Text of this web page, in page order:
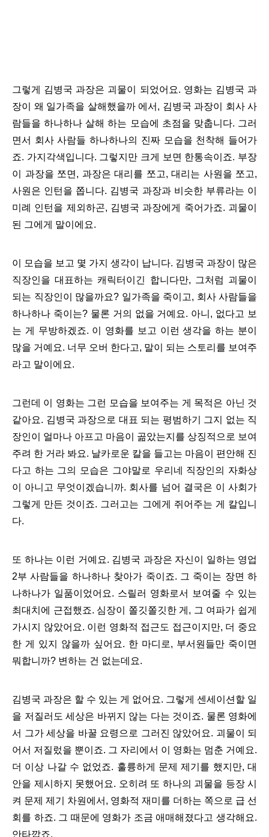
그렇게 김병국 과장은 괴물이 되었어요. 영화는 김병국 과
장이 왜 일가족을 살해했을까 에서, 김병국 과장이 회사 사
람들을 하나하나 살해 하는 모습에 초점을 맞춥니다. 그러
면서 회사 사람들 하나하나의 진짜 모습을 천착해 들어가
죠. 가지각색입니다. 그렇지만 크게 보면 한통속이죠. 부장
이 과장을 쪼면, 과장은 대리를 쪼고, 대리는 사원을 쪼고,
사원은 인턴을 쫍니다. 김병국 과장과 비슷한 부류라는 이
미례 인턴을 제외하곤, 김병국 과장에게 죽어가죠. 괴물이
된 그에게 말이에요.
이 모습을 보고 몇 가지 생각이 납니다. 김병국 과장이 많은
직장인을 대표하는 캐릭터이긴 합니다만, 그처럼 괴물이
되는 직장인이 많을까요? 일가족을 죽이고, 회사 사람들을
하나하나 죽이는? 물론 거의 없을 거예요. 아니, 없다고 보
는 게 무방하겠죠. 이 영화를 보고 이런 생각을 하는 분이
많을 거예요. 너무 오버 한다고, 말이 되는 스토리를 보여주
라고 말이에요.
그런데 이 영화는 그런 모습을 보여주는 게 목적은 아닌 것
같아요. 김병국 과장으로 대표 되는 평범하기 그지 없는 직
장인이 얼마나 아프고 마음이 곪았는지를 상징적으로 보여
주려 한 거라 봐요. 날카로운 칼을 들고는 마음이 편안해 진
다고 하는 그의 모습은 그야말로 우리네 직장인의 자화상
이 아니고 무엇이겠습니까. 회사를 넘어 결국은 이 사회가
그렇게 만든 것이죠. 그러고는 그에게 쥐어주는 게 칼입니
다.
또 하나는 이런 거예요. 김병국 과장은 자신이 일하는 영업
2부 사람들을 하나하나 찾아가 죽이죠. 그 죽이는 장면 하
나하나가 일품이었어요. 스릴러 영화로서 보여줄 수 있는
최대치에 근접했죠. 심장이 쫄깃쫄깃한 게, 그 여파가 쉽게
가시지 않았어요. 이런 영화적 접근도 접근이지만, 더 중요
한 게 있지 않을까 싶어요. 한 마디로, 부서원들만 죽이면
뭐합니까? 변하는 건 없는데요.
김병국 과장은 할 수 있는 게 없어요. 그렇게 센세이션할 일
을 저질러도 세상은 바뀌지 않는 다는 것이죠. 물론 영화에
서 그가 세상을 바꿀 요령으로 그러진 않았어요. 괴물이 되
어서 저질렀을 뿐이죠. 그 자리에서 이 영화는 멈춘 거예요.
더 이상 나갈 수 없었죠. 훌륭하게 문제 제기를 했지만, 대
안을 제시하지 못했어요. 오히려 또 하나의 괴물을 등장 시
켜 문제 제기 차원에서, 영화적 재미를 더하는 쪽으로 급 선
회를 하죠. 그 때문에 영화가 조금 애매해졌다고 생각해요.
안타깝죠.